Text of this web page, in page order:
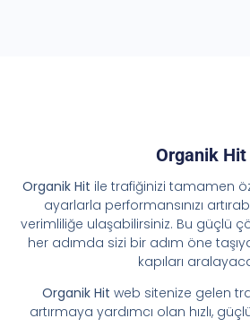
Organik Hit
Organik Hit ile trafiğinizi tamamen
ayarlarla performansınızı
verimliliğe ulaşabilirsiniz. Bu güçlü
her adımda sizi bir adım öne
kapıları
Organik Hit web sitenize gelen
artırmaya yardımcı olan hızlı,